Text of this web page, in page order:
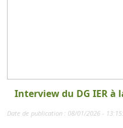
Interview du DG IER à
Date de publication : 08/01/2026 -